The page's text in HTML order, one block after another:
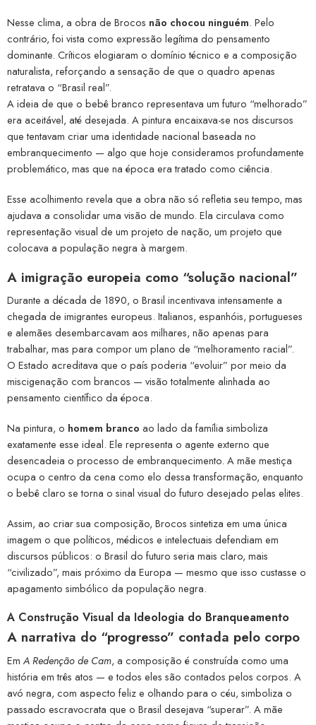
Nesse clima, a obra de Brocos não chocou ninguém. Pelo
contrário, foi vista como expressão legítima do pensamento
dominante. Críticos elogiaram o domínio técnico e a composição
naturalista, reforçando a sensação de que o quadro apenas
retratava o “Brasil real”.
A ideia de que o bebê branco representava um futuro “melhorado”
era aceitável, até desejada. A pintura encaixava-se nos discursos
que tentavam criar uma identidade nacional baseada no
embranquecimento — algo que hoje consideramos profundamente
problemático, mas que na época era tratado como ciência.
Esse acolhimento revela que a obra não só refletia seu tempo, mas
ajudava a consolidar uma visão de mundo. Ela circulava como
representação visual de um projeto de nação, um projeto que
colocava a população negra à margem.
A imigração europeia como “solução nacional”
Durante a década de 1890, o Brasil incentivava intensamente a
chegada de imigrantes europeus. Italianos, espanhóis, portugueses
e alemães desembarcavam aos milhares, não apenas para
trabalhar, mas para compor um plano de “melhoramento racial”.
O Estado acreditava que o país poderia “evoluir” por meio da
miscigenação com brancos — visão totalmente alinhada ao
pensamento científico da época.
Na pintura, o homem branco ao lado da família simboliza
exatamente esse ideal. Ele representa o agente externo que
desencadeia o processo de embranquecimento. A mãe mestiça
ocupa o centro da cena como elo dessa transformação, enquanto
o bebê claro se torna o sinal visual do futuro desejado pelas elites.
Assim, ao criar sua composição, Brocos sintetiza em uma única
imagem o que políticos, médicos e intelectuais defendiam em
discursos públicos: o Brasil do futuro seria mais claro, mais
“civilizado”, mais próximo da Europa — mesmo que isso custasse o
apagamento simbólico da população negra.
A Construção Visual da Ideologia do Branqueamento
A narrativa do “progresso” contada pelo corpo
Em A Redenção de Cam, a composição é construída como uma
história em três atos — e todos eles são contados pelos corpos. A
avó negra, com aspecto feliz e olhando para o céu, simboliza o
passado escravocrata que o Brasil desejava “superar”. A mãe